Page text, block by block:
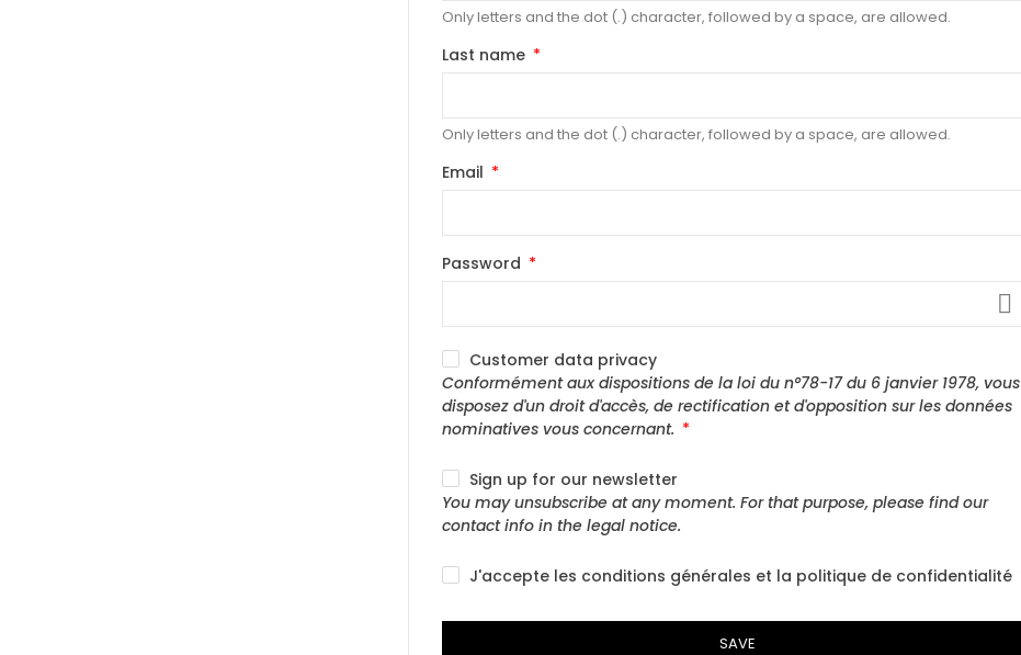
Only letters and the dot (.) character, followed by a space, are allowed.
Last name
Only letters and the dot (.) character, followed by a space, are allowed.
Email
Password
Customer data privacy
Conformément aux dispositions de la loi du n°78-17 du 6 janvier 1978, vous
disposez d'un droit d'accès, de rectification et d'opposition sur les données
nominatives vous concernant.
Sign up for our newsletter
You may unsubscribe at any moment. For that purpose, please find our
contact info in the legal notice.
J'accepte les conditions générales et la politique de confidentialité
SAVE